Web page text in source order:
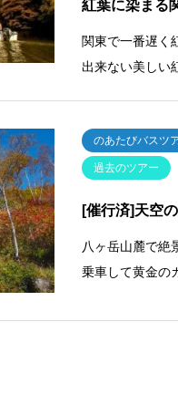
紅葉に染まる
関東で一番遅く
出来ない美しい
のあたびバスツ
過去のツアー
[催行済]天空
八ヶ岳山麓で絶
乗車して黄金の